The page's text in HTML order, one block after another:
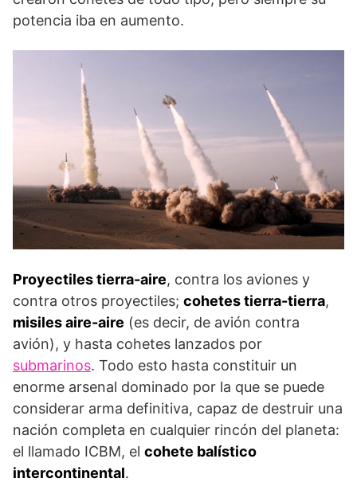
potencia iba en aumento.
Proyectiles tierra-aire, contra los aviones y
contra otros proyectiles; cohetes tierra-tierra,
misiles aire-aire (es decir, de avión contra
avión), y hasta cohetes lanzados por
submarinos. Todo esto hasta constituir un
enorme arsenal dominado por la que se puede
considerar arma definitiva, capaz de destruir una
nación completa en cualquier rincón del planeta:
el llamado ICBM, el cohete balístico
intercontinental.